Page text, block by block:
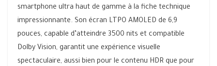
smartphone ultra haut de gamme à la fiche technique
impressionnante. Son écran LTPO AMOLED de 6,9
pouces, capable d’atteindre 3500 nits et compatible
Dolby Vision, garantit une expérience visuelle
spectaculaire, aussi bien pour le contenu HDR que pour